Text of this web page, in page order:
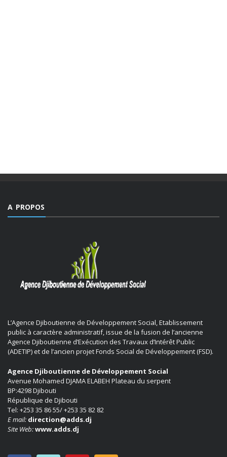
A PROPOS
L’Agence Djiboutienne de Développement Social, Etablissement
public à caractère administratif, issue de la fusion de l’ancienne
Agence Djiboutienne d’Exécution des Travaux d’Intérêt Public
(ADETIP) et de l’ancien projet Fonds Social de Développement (FSD).
Agence Djiboutienne de Développement Social
Avenue Mohamed DJAMA ELABEH Plateau du serpent
BP:4298 Djibouti
République de Djibouti
Tel: +253 35 86 55/ +253 35 82 82
E mail: direction@adds.dj
Site Web:www.adds.dj